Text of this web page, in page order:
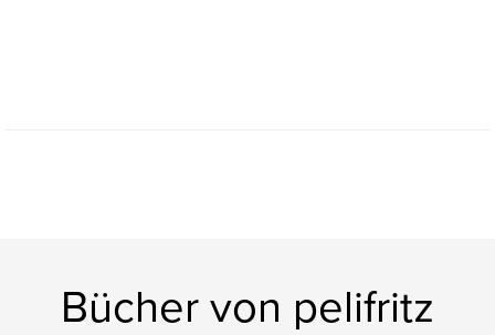
Bücher von pelifritz